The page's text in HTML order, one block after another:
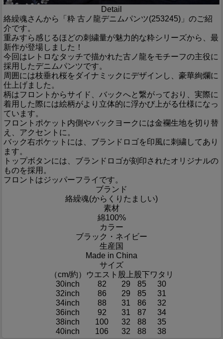
Detail
絡繰魂さんから「粋 古ノ龍デニムパンツ(253245)」のご紹
介です。
重みすら感じるほどの刺繍量が魅力的な粋シリーズから、最
新作が登場しました！
今回はレトロなタッチで描かれた古ノ龍をモチーフの主役に
採用したデニムパンツです。
周囲には枝垂れ桜をダイナミックにデザインし、豪華絢爛に
仕上げました。
柄はフロントからサイド、バックへと繋がっており、実際に
着用した際には絵柄がより立体的に浮かび上がる仕様になっ
ています。
フロントポケット内側やバックヨークには金襴生地を切り替
え、アクセントに。
バック右ポケットには、ブランドロゴを印風に刺繍してあり
ます。
トップボタンには、ブランドロゴが刻印されたオリジナルの
ものを採用。
フロントはジッパーフライです。
ブランド
絡繰魂(からくりたましい)
素材
綿100%
カラー
ブラック・ネイビー
生産国
Made in China
サイズ
（cm/約）
ウエスト 股上股下 ワタリ
30inch
82 29 85
30
32inch
86 29 85
31
34inch
88 31 86
32
36inch
92 31 87
34
38inch
100 32 88
35
40inch
106 32 88 38